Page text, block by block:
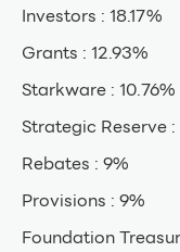
Investors : 18.17%
Grants : 12.93%
Starkware : 10.76%
Strategic Reserve :
Rebates : 9%
Provisions : 9%
Foundation